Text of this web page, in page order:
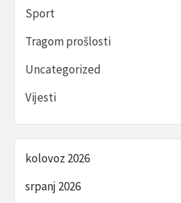
Sport
Tragom prošlosti
Uncategorized
Vijesti
kolovoz 2026
srpanj 2026